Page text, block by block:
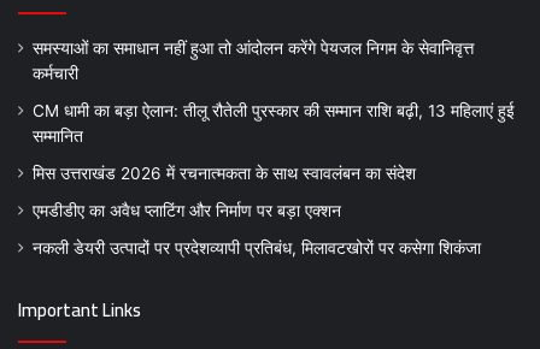
समस्याओं का समाधान नहीं हुआ तो आंदोलन करेंगे पेयजल निगम के सेवानिवृत्त
कर्मचारी
CM धामी का बड़ा ऐलान: तीलू रौतेली पुरस्कार की सम्मान राशि बढ़ी, 13 महिलाएं हुई
सम्मानित
मिस उत्तराखंड 2026 में रचनात्मकता के साथ स्वावलंबन का संदेश
एमडीडीए का अवैध प्लाटिंग और निर्माण पर बड़ा एक्शन
नकली डेयरी उत्पादों पर प्रदेशव्यापी प्रतिबंध, मिलावटखोरों पर कसेगा शिकंजा
Important Links